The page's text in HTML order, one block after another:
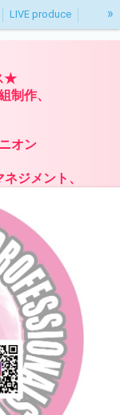
LIVE produce »
★
制作、
オン
ジメント、